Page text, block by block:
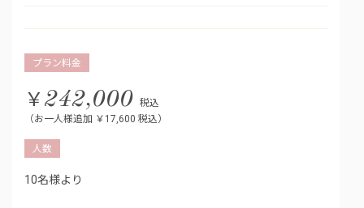
プラン料金
￥ 242,000 税込
（お一人様追加 ￥17,600 税込）
人数
10名様より